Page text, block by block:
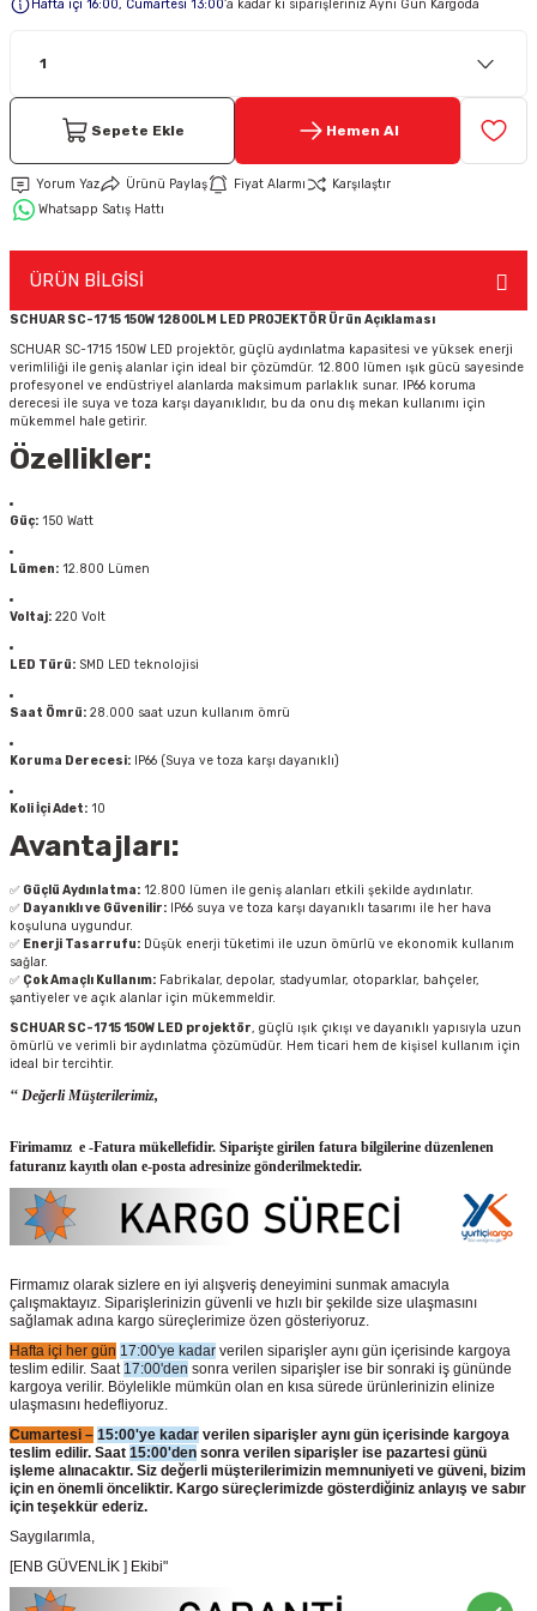
Hırsız Alarm Aksesuarlar
Hafta içi 16:00, Cumartesi 13:00’a kadar ki siparişleriniz Aynı Gün Kargoda
Sepete Ekle Hemen Al
Yorum Yaz Ürünü Paylaş Fiyat Alarmı
Karşılaştır
Whatsapp Satış Hattı
ÜRÜN BİLGİSİ
SCHUAR SC-1715 150W 12800LM LED PROJEKTÖR Ürün Açıklaması
SCHUAR SC-1715 150W LED projektör, güçlü aydınlatma kapasitesi ve yüksek enerji
verimliliği ile geniş alanlar için ideal bir çözümdür. 12.800 lümen ışık gücü sayesinde
profesyonel ve endüstriyel alanlarda maksimum parlaklık sunar. IP66 koruma
derecesi ile suya ve toza karşı dayanıklıdır, bu da onu dış mekan kullanımı için
mükemmel hale getirir.
Özellikler:
Güç: 150 Watt
Lümen: 12.800 Lümen
Voltaj: 220 Volt
LED Türü: SMD LED teknolojisi
Saat Ömrü: 28.000 saat uzun kullanım ömrü
Koruma Derecesi: IP66 (Suya ve toza karşı dayanıklı)
Koli İçi Adet: 10
Avantajları:
✅ Güçlü Aydınlatma: 12.800 lümen ile geniş alanları etkili şekilde aydınlatır.
✅ Dayanıklı ve Güvenilir: IP66 suya ve toza karşı dayanıklı tasarımı ile her hava
koşuluna uygundur.
✅ Enerji Tasarrufu: Düşük enerji tüketimi ile uzun ömürlü ve ekonomik kullanım
sağlar.
✅ Çok Amaçlı Kullanım: Fabrikalar, depolar, stadyumlar, otoparklar, bahçeler,
şantiyeler ve açık alanlar için mükemmeldir.
SCHUAR SC-1715 150W LED projektör, güçlü ışık çıkışı ve dayanıklı yapısıyla uzun
ömürlü ve verimli bir aydınlatma çözümüdür. Hem ticari hem de kişisel kullanım için
ideal bir tercihtir.
‘‘ Değerli Müşterilerimiz,
Firimamız e -Fatura mükellefidir. Siparişte girilen fatura bilgilerine düzenlenen
faturanız kayıtlı olan e-posta adresinize gönderilmektedir.
Firmamız olarak sizlere en iyi alışveriş deneyimini sunmak amacıyla
çalışmaktayız. Siparişlerinizin güvenli ve hızlı bir şekilde size ulaşmasını
sağlamak adına kargo süreçlerimize özen gösteriyoruz.
Hafta içi her gün 17:00'ye kadar verilen siparişler aynı gün içerisinde kargoya
teslim edilir. Saat 17:00'den sonra verilen siparişler ise bir sonraki iş gününde
kargoya verilir. Böylelikle mümkün olan en kısa sürede ürünlerinizin elinize
ulaşmasını hedefliyoruz.
Cumartesi – 15:00'ye kadar verilen siparişler aynı gün içerisinde kargoya
teslim edilir. Saat 15:00'den sonra verilen siparişler ise pazartesi günü
işleme alınacaktır. Siz değerli müşterilerimizin memnuniyeti ve güveni, bizim
için en önemli önceliktir. Kargo süreçlerimizde gösterdiğiniz anlayış ve sabır
için teşekkür ederiz.
Saygılarımla,
[ENB GÜVENLİK ] Ekibi"